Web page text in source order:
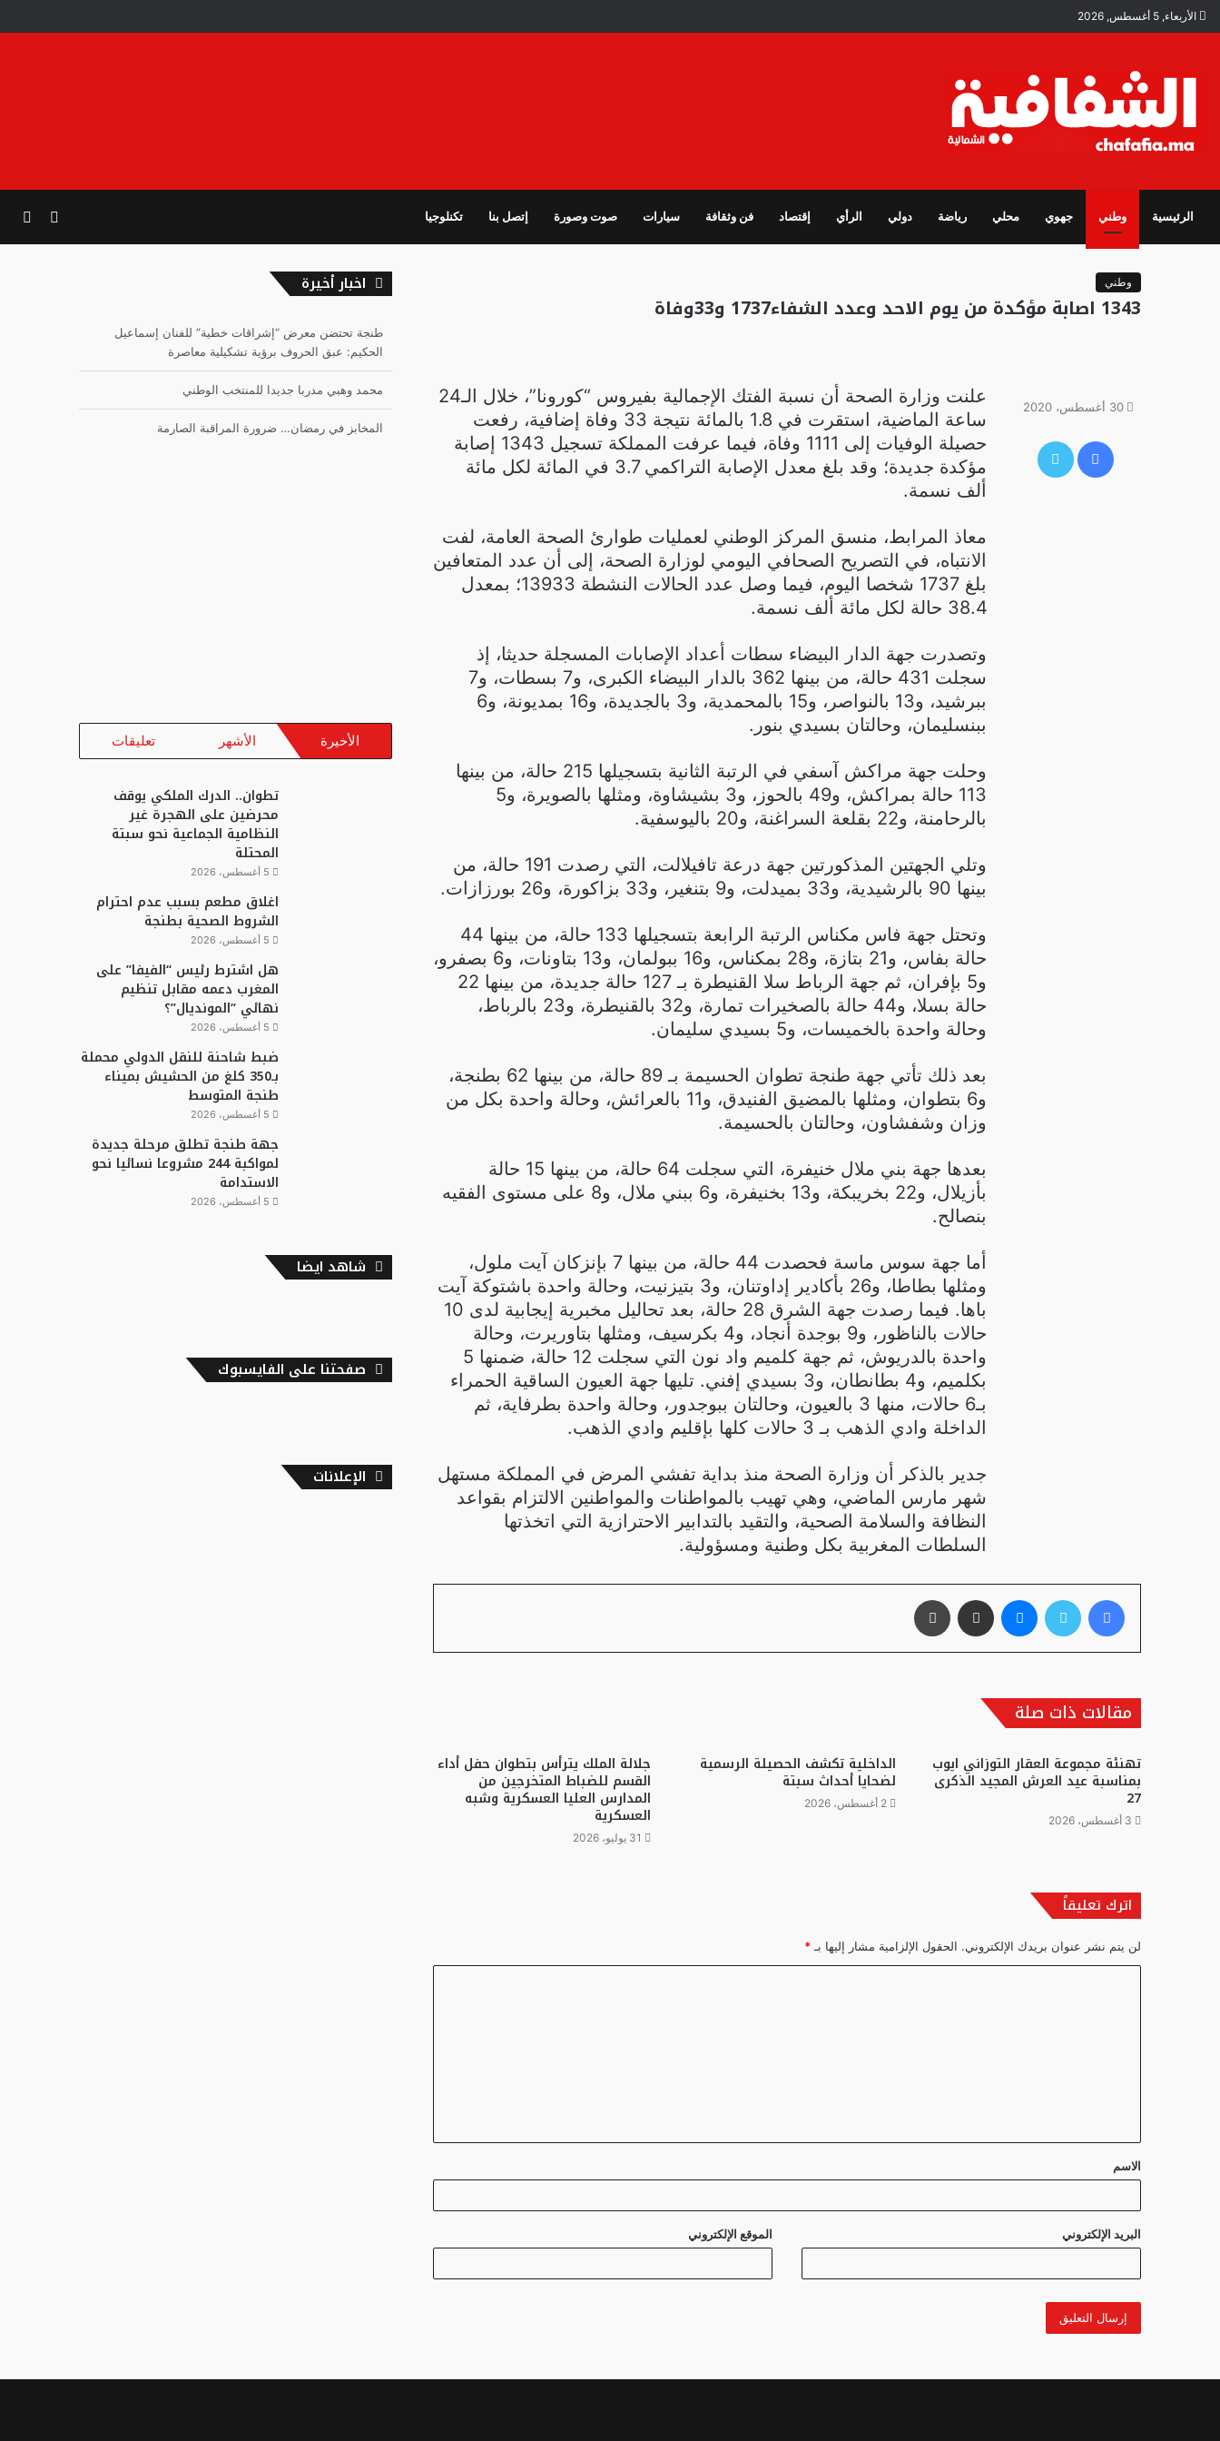
الأربعاء, 5 أغسطس, 2026
الرئيسية وطني جهوي محلي رياضة دولي الرأي إقتصاد فن وثقافة سيارات صوت وصورة إتصل بنا تكنلوجيا الوضع
وطني
1343 اصابة مؤكدة من يوم الاحد وعدد الشفاء1737 و33وفاة
علنت وزارة الصحة أن نسبة الفتك الإجمالية بفيروس “كورونا”، خلال الـ24
ساعة الماضية، استقرت في 1.8 بالمائة نتيجة 33 وفاة إضافية، رفعت
حصيلة الوفيات إلى 1111 وفاة، فيما عرفت المملكة تسجيل 1343 إصابة
مؤكدة جديدة؛ وقد بلغ معدل الإصابة التراكمي 3.7 في المائة لكل مائة
ألف نسمة.
معاذ المرابط، منسق المركز الوطني لعمليات طوارئ الصحة العامة، لفت
الانتباه، في التصريح الصحافي اليومي لوزارة الصحة، إلى أن عدد المتعافين
بلغ 1737 شخصا اليوم، فيما وصل عدد الحالات النشطة 13933؛ بمعدل
38.4 حالة لكل مائة ألف نسمة.
وتصدرت جهة الدار البيضاء سطات أعداد الإصابات المسجلة حديثا، إذ
سجلت 431 حالة، من بينها 362 بالدار البيضاء الكبرى، و7 بسطات، و7
ببرشيد، و13 بالنواصر، و15 بالمحمدية، و3 بالجديدة، و16 بمديونة، و6
ببنسليمان، وحالتان بسيدي بنور.
وحلت جهة مراكش آسفي في الرتبة الثانية بتسجيلها 215 حالة، من بينها
113 حالة بمراكش، و49 بالحوز، و3 بشيشاوة، ومثلها بالصويرة، و5
بالرحامنة، و22 بقلعة السراغنة، و20 باليوسفية.
وتلي الجهتين المذكورتين جهة درعة تافيلالت، التي رصدت 191 حالة، من
بينها 90 بالرشيدية، و33 بميدلت، و9 بتنغير، و33 بزاكورة، و26 بورزازات.
وتحتل جهة فاس مكناس الرتبة الرابعة بتسجيلها 133 حالة، من بينها 44
حالة بفاس، و21 بتازة، و28 بمكناس، و16 ببولمان، و13 بتاونات، و6 بصفرو،
و5 بإفران، ثم جهة الرباط سلا القنيطرة بـ 127 حالة جديدة، من بينها 22
حالة بسلا، و44 حالة بالصخيرات تمارة، و32 بالقنيطرة، و23 بالرباط،
وحالة واحدة بالخميسات، و5 بسيدي سليمان.
بعد ذلك تأتي جهة طنجة تطوان الحسيمة بـ 89 حالة، من بينها 62 بطنجة،
و6 بتطوان، ومثلها بالمضيق الفنيدق، و11 بالعرائش، وحالة واحدة بكل من
وزان وشفشاون، وحالتان بالحسيمة.
بعدها جهة بني ملال خنيفرة، التي سجلت 64 حالة، من بينها 15 حالة
بأزيلال، و22 بخريبكة، و13 بخنيفرة، و6 ببني ملال، و8 على مستوى الفقيه
بنصالح.
أما جهة سوس ماسة فحصدت 44 حالة، من بينها 7 بإنزكان آيت ملول،
ومثلها بطاطا، و26 بأكادير إداوتنان، و3 بتيزنيت، وحالة واحدة باشتوكة آيت
باها. فيما رصدت جهة الشرق 28 حالة، بعد تحاليل مخبرية إيجابية لدى 10
حالات بالناظور، و9 بوجدة أنجاد، و4 بكرسيف، ومثلها بتاوريرت، وحالة
واحدة بالدريوش، ثم جهة كلميم واد نون التي سجلت 12 حالة، ضمنها 5
بكلميم، و4 بطانطان، و3 بسيدي إفني. تليها جهة العيون الساقية الحمراء
بـ6 حالات، منها 3 بالعيون، وحالتان ببوجدور، وحالة واحدة بطرفاية، ثم
الداخلة وادي الذهب بـ 3 حالات كلها بإقليم وادي الذهب.
جدير بالذكر أن وزارة الصحة منذ بداية تفشي المرض في المملكة مستهل
شهر مارس الماضي، وهي تهيب بالمواطنات والمواطنين الالتزام بقواعد
النظافة والسلامة الصحية، والتقيد بالتدابير الاحترازية التي اتخذتها
السلطات المغربية بكل وطنية ومسؤولية.
30 أغسطس، 2020
فيسبوك
فيسبوك تويتر ماسنجر مشاركة عبر البريد
مقالات ذات صلة
تهنئة مجموعة العقار التوزاني ايوب
بمناسبة عيد العرش المجيد الذكرى
27
3 أغسطس، 2026
الداخلية تكشف الحصيلة الرسمية
لضحايا أحداث سبتة
2 أغسطس، 2026
جلالة الملك يترأس بتطوان حفل أداء
القسم للضباط المتخرجين من
المدارس العليا العسكرية وشبه
العسكرية
31 يوليو، 2026
اترك تعليقاً
لن يتم نشر عنوان بريدك الإلكتروني. الحقول الإلزامية مشار إليها بـ *
ق
*
الاسم
البريد الإلكتروني الموقع الإلكتروني
اخبار أخيرة
طنجة تحتضن معرض “إشراقات خطية” للفنان إسماعيل
الحكيم: عبق الحروف برؤية تشكيلية معاصرة
محمد وهبي مدربا جديدا للمنتخب الوطني
المخابز في رمضان… ضرورة المراقبة الصارمة
الأخيرة الأشهر تعليقات
تطوان.. الدرك الملكي يوقف
محرضين على الهجرة غير
النظامية الجماعية نحو سبتة
المحتلة
5 أغسطس، 2026
اغلاق مطعم بسبب عدم احترام
الشروط الصحية بطنجة
5 أغسطس، 2026
هل اشترط رئيس “الفيفا” على
المغرب دعمه مقابل تنظيم
نهائي “المونديال”؟
5 أغسطس، 2026
ضبط شاحنة للنقل الدولي محملة
بـ350 كلغ من الحشيش بميناء
طنجة المتوسط
5 أغسطس، 2026
جهة طنجة تطلق مرحلة جديدة
لمواكبة 244 مشروعا نسائيا نحو
الاستدامة
5 أغسطس، 2026
شاهد ايضا
صفحتنا على الفايسبوك
الإعلانات